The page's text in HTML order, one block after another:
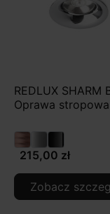
REDLUX SHARM
Oprawa
215,00 zł
Zobacz